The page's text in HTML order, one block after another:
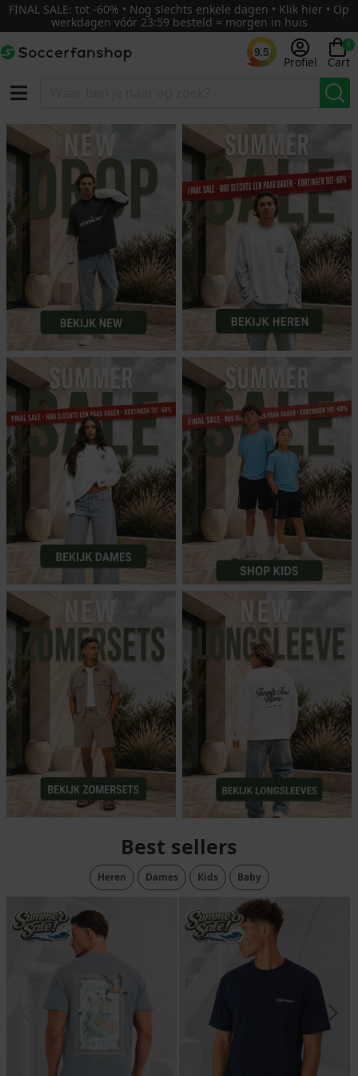
FINAL SALE: tot -60% • Nog slechts enkele dagen • Klik hier • Op
werkdagen vóór 23:59 besteld = morgen in huis
9.5
Profiel
0
Cart
Best sellers
Heren Dames Kids Baby